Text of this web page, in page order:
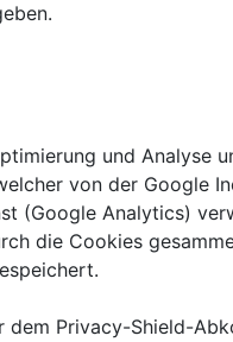
und Analyse
von der Google
(Google Analytics)
die Cookies
dem Privacy-Shield-